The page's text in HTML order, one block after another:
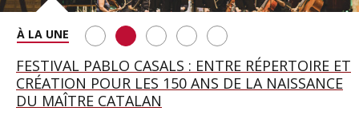
SAINT FRANÇOIS D’ASSISE À SALZBOURG, UNE
SOIRÉE IMMENSE PORTÉE PAR ROMEO
CASTELLUCCI ET MAXIME PASCAL
FESTIVAL PABLO CASALS : ENTRE RÉPERTOIRE ET
CRÉATION POUR LES 150 ANS DE LA NAISSANCE
DU MAÎTRE CATALAN
A BAYREUTH, LE 150E ANNIVERSAIRE DU RING
WAGNÉRIEN GÉNÉRÉ PAR L’IA
BETSY JOLAS FÊTE SON CENTIÈME
ANNIVERSAIRE
GEORGE BENJAMIN : « MES PARENTS AVAIENT
CETTE EXIGENCE DE L’OBJET CISELÉ »